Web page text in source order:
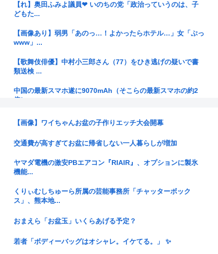
【れ】奥田ふみよ議員❤‍ いのちの党「政治っていうのは、子
どもた...
【画像あり】弱男「あのっ…！よかったらホテル…」女「ぷっ
www」...
【歌舞伎俳優】中村小三郎さん（77）をひき逃げの疑いで書
類送検 ...
中国の最新スマホ遂に9070mAh（そこらの最新スマホの約2
倍）...
【悲報】女性インフルエンサー、ライブ配信中に自殺 ⇒！
【画像】黒髪JKの黒ビキニwww
【高知県】違法にとれたクロマグロを「配っている」と通報⋯
採捕停止...
PS5/Switch2『カラドリウス2』、発売決定！
か」
【画像】ワイちゃんお盆の子作りエッチ大会開幕
交通費が高すぎてお盆に帰省しない一人暮らしが増加
ヤマダ電機の激安PBエアコン『RIAIR』、オプションに製氷
機能...
くりぃむしちゅーら所属の芸能事務所「チャッターボック
ス」、熊本地...
おまえら「お盆玉」いくらあげる予定？
若者「ボディーバッグはオシャレ。イケてる。」 ✨